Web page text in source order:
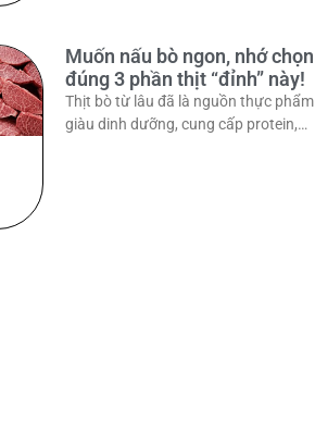
Muốn nấu bò ngon, nhớ chọn
đúng 3 phần thịt “đỉnh” này!
Thịt bò từ lâu đã là nguồn thực phẩm
giàu dinh dưỡng, cung cấp protein,